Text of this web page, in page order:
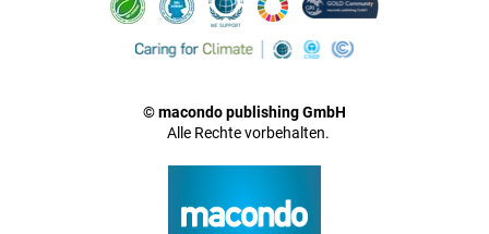
© macondo publishing GmbH
Alle Rechte vorbehalten.